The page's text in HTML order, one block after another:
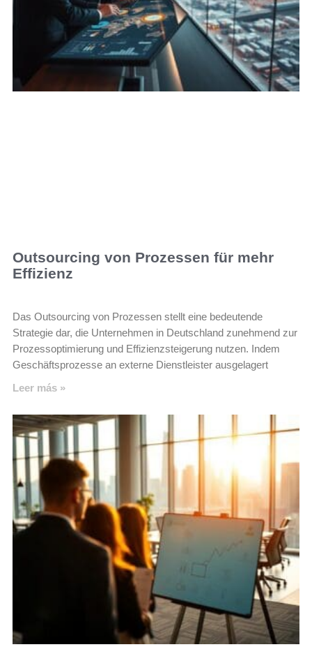
Outsourcing von Prozessen für mehr
Effizienz
Das Outsourcing von Prozessen stellt eine bedeutende
Strategie dar, die Unternehmen in Deutschland zunehmend zur
Prozessoptimierung und Effizienzsteigerung nutzen. Indem
Geschäftsprozesse an externe Dienstleister ausgelagert
Leer más »